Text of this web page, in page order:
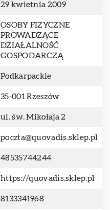
29 kwietnia 2009
OSOBY FIZYCZNE
PROWADZĄCE
DZIAŁALNOŚĆ
GOSPODARCZĄ
Podkarpackie
35-001 Rzeszów
ul. św. Mikołaja 2
poczta@quovadis.sklep.pl
48535744244
https://quovadis.sklep.pl
8133341968